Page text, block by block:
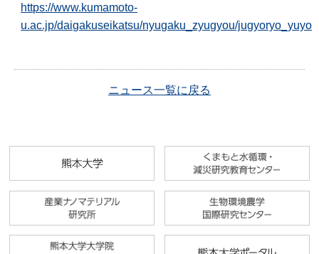
https://www.kumamoto-
u.ac.jp/daigakuseikatsu/nyugaku_zyugyou/jugyoryo_yuyo
ニュース一覧に戻る